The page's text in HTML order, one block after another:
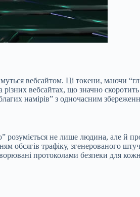
вебсайтом. Ці токени, маючи
вебсайтах, що значно
намірів” з одночасним
розуміється не лише людина, але й
трафіку, згенерованого
протоколами безпеки для